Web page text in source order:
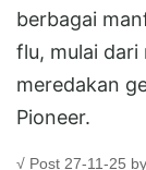
berbagai
flu, mulai
meredakan
Pioneer.
√ Post 27-11-25